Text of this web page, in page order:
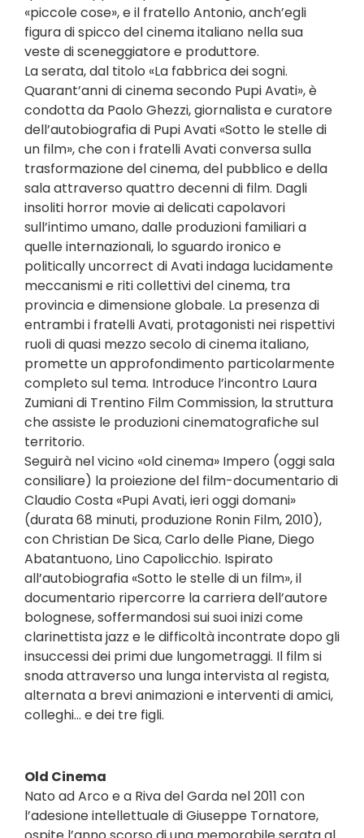
«piccole cose», e il fratello Antonio, anch’egli
figura di spicco del cinema italiano nella sua
veste di sceneggiatore e produttore.
La serata, dal titolo «La fabbrica dei sogni.
Quarant’anni di cinema secondo Pupi Avati», è
condotta da Paolo Ghezzi, giornalista e curatore
dell’autobiografia di Pupi Avati «Sotto le stelle di
un film», che con i fratelli Avati conversa sulla
trasformazione del cinema, del pubblico e della
sala attraverso quattro decenni di film. Dagli
insoliti horror movie ai delicati capolavori
sull’intimo umano, dalle produzioni familiari a
quelle internazionali, lo sguardo ironico e
politically uncorrect di Avati indaga lucidamente
meccanismi e riti collettivi del cinema, tra
provincia e dimensione globale. La presenza di
entrambi i fratelli Avati, protagonisti nei rispettivi
ruoli di quasi mezzo secolo di cinema italiano,
promette un approfondimento particolarmente
completo sul tema. Introduce l’incontro Laura
Zumiani di Trentino Film Commission, la struttura
che assiste le produzioni cinematografiche sul
territorio.
Seguirà nel vicino «old cinema» Impero (oggi sala
consiliare) la proiezione del film-documentario di
Claudio Costa «Pupi Avati, ieri oggi domani»
(durata 68 minuti, produzione Ronin Film, 2010),
con Christian De Sica, Carlo delle Piane, Diego
Abatantuono, Lino Capolicchio. Ispirato
all’autobiografia «Sotto le stelle di un film», il
documentario ripercorre la carriera dell’autore
bolognese, soffermandosi sui suoi inizi come
clarinettista jazz e le difficoltà incontrate dopo gli
insuccessi dei primi due lungometraggi. Il film si
snoda attraverso una lunga intervista al regista,
alternata a brevi animazioni e interventi di amici,
colleghi… e dei tre figli.
Old Cinema
Nato ad Arco e a Riva del Garda nel 2011 con
l’adesione intellettuale di Giuseppe Tornatore,